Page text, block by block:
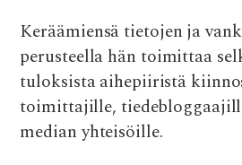
Keräämiensä tietojen ja
perusteella hän toimittaa
tuloksista aihepiiristä
toimittajille,
median yhteisöille.